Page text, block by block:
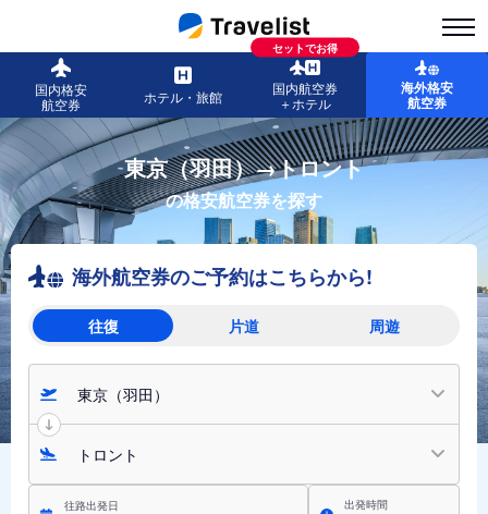
国内格安
航空券
ホテル・旅館
セットでお得
国内航空券
＋ホテル
海外格安
航空券
東京（羽田）→トロント
の格安航空券を探す
海外航空券のご予約はこちらから!
往復 片道 周遊
東京（羽田）
トロント
往路出発日 出発時間